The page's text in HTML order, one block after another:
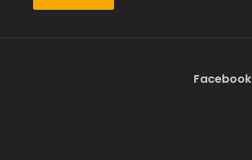
Facebook